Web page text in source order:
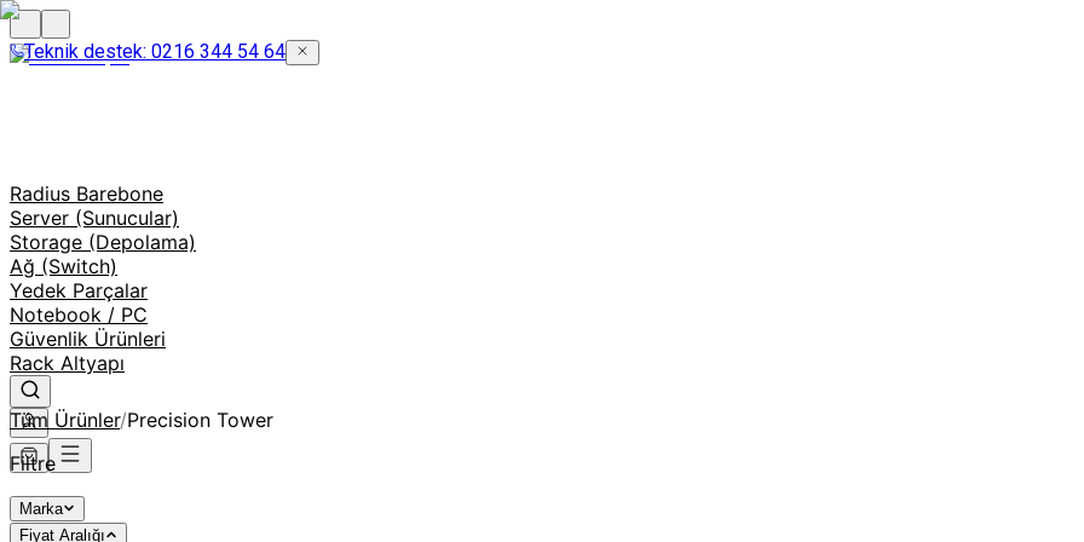
Teknik destek: 0216 344 54 64
Radius Barebone
Server (Sunucular)
Storage (Depolama)
Ağ (Switch)
Yedek Parçalar
Notebook / PC
Güvenlik Ürünleri
Rack Altyapı
Tüm Ürünler/Precision Tower
Filtre
Marka
Fiyat Aralığı